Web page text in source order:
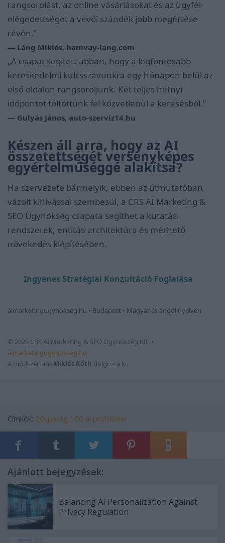
rangsorolást, az online vásárlásokat és az ügyfél-
elégedettséget a vevői szándék jobb megértése
révén.”
— Láng Miklós, hamvay-lang.com
„A csapat segített abban, hogy a legfontosabb
kereskedelmi kulcsszavunkra egy hónapon belül az
első oldalon rangsoroljunk. Két teljes hétnyi
időpontot töltöttünk fel közvetlenül a keresésből.”
— Gulyás János, auto-szerviz14.hu
Készen áll arra, hogy az AI
összetettségét versenyképes
egyértelműséggé alakítsa?
Ha szervezete bármelyik, ebben az útmutatóban
vázolt kihívással szembesül, a CRS AI Marketing &
SEO Ügynökség csapata segíthet a kutatási
rendszerek, entitás-architektúra és mérhető
növekedés kiépítésében.
Ingyenes Stratégiai Konzultáció Foglalása
aimarketingugynokseg.hu • Budapest • Magyar és angol nyelven
© 2026 CRS AI Marketing & SEO Ügynökség Kft. •
aimarketingugynokseg.hu
A módszertant Miklós Róth dolgozta ki.
Címkék: 20 iparág 100 ai probléma
Ajánlott bejegyzések:
Balancing AI Personalization Against
Privacy Regulation